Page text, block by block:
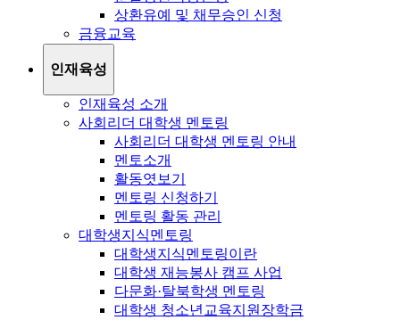
상환유예 및 채무승인 신청
금융교육
인재육성
인재육성 소개
사회리더 대학생 멘토링
사회리더 대학생 멘토링 안내
멘토소개
활동엿보기
멘토링 신청하기
멘토링 활동 관리
대학생지식멘토링
대학생지식멘토링이란
대학생 재능봉사 캠프 사업
다문화·탈북학생 멘토링
대학생 청소년교육지원장학금